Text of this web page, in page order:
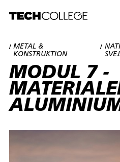
/METAL &
KONSTRUKTION
/
MODUL 7 -